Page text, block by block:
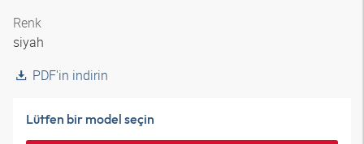
Renk
siyah
PDF'in indirin
Lütfen bir model seçin